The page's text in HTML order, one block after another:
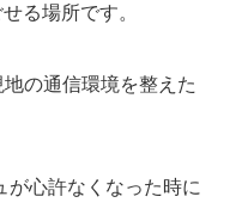
る場所です。
の通信環境を整えた
が心許なくなった時に